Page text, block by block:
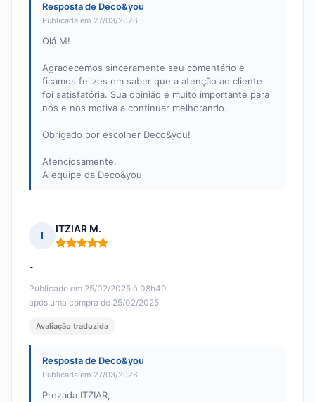
Resposta de Deco&you
Publicada em 27/03/2026
Olá M!
Agradecemos sinceramente seu comentário e
ficamos felizes em saber que a atenção ao cliente
foi satisfatória. Sua opinião é muito importante para
nós e nos motiva a continuar melhorando.
Obrigado por escolher Deco&you!
Atenciosamente,
A equipe da Deco&you
I
ITZIAR M.
Nota: 5 em 5
Publicado em 25/02/2025 à 08h40
após uma compra de 25/02/2025
-
Avaliação traduzida
Resposta de Deco&you
Publicada em 27/03/2026
Prezada ITZIAR,